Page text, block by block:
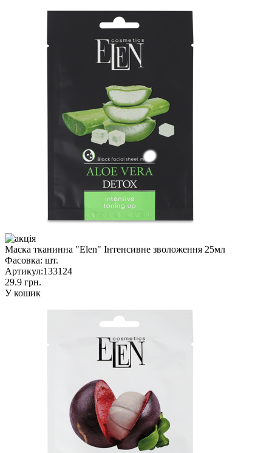
Маска тканинна "Elen" Інтенсивне зволоження 25мл
Фасовка: шт.
Артикул:133124
29.9 грн.
У кошик